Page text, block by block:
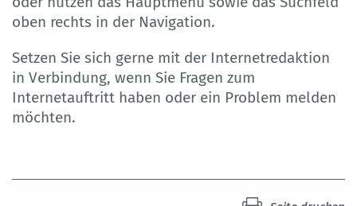
oben rechts in der Navigation.
Setzen Sie sich gerne mit der Internetredaktion
in Verbindung, wenn Sie Fragen zum
Internetauftritt haben oder ein Problem melden
möchten.